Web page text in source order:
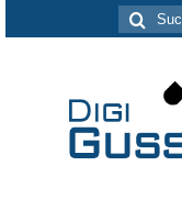
Suchen